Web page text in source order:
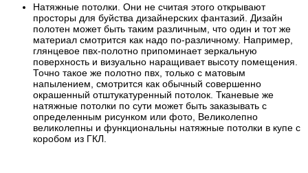
Натяжные потолки. Они не считая этого открывают
просторы для буйства дизайнерских фантазий. Дизайн
полотен может быть таким различным, что один и тот же
материал смотрится как надо по-различному. Например,
глянцевое пвх-полотно припоминает зеркальную
поверхность и визуально наращивает высоту помещения.
Точно такое же полотно пвх, только с матовым
напылением, смотрится как обычный совершенно
окрашенный отштукатуренный потолок. Тканевые же
натяжные потолки по сути может быть заказывать с
определенным рисунком или фото, Великолепно
великолепны и функциональны натяжные потолки в купе с
коробом из ГКЛ.